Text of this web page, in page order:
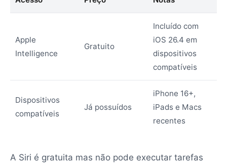
Apple
Intelligence
Gratuito
Incluído com
iOS 26.4 em
dispositivos
compatíveis
Dispositivos
compatíveis
Já possuídos
iPhone 16+,
iPads e Macs
recentes
A Siri é gratuita mas não pode executar tarefas